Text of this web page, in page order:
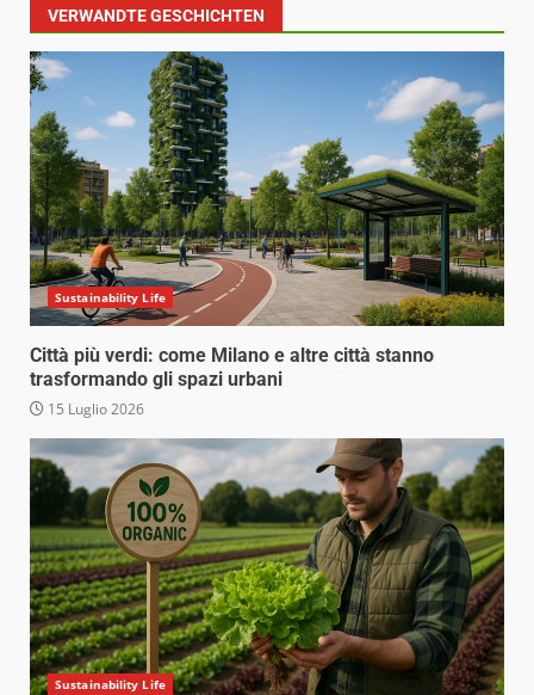
VERWANDTE GESCHICHTEN
Sustainability Life
Città più verdi: come Milano e altre città stanno
trasformando gli spazi urbani
15 Luglio 2026
Sustainability Life